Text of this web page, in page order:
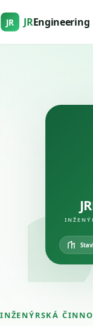
JR JREngineering
INŽENÝRSKÁ